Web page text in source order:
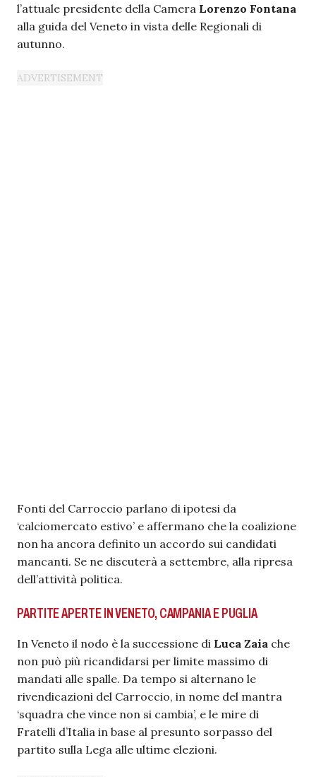
l’attuale presidente della Camera Lorenzo Fontana
alla guida del Veneto in vista delle Regionali di
autunno.
Fonti del Carroccio parlano di ipotesi da
‘calciomercato estivo’ e affermano che la coalizione
non ha ancora definito un accordo sui candidati
mancanti. Se ne discuterà a settembre, alla ripresa
dell’attività politica.
PARTITE APERTE IN VENETO, CAMPANIA E PUGLIA
In Veneto il nodo è la successione di Luca Zaia che
non può più ricandidarsi per limite massimo di
mandati alle spalle. Da tempo si alternano le
rivendicazioni del Carroccio, in nome del mantra
‘squadra che vince non si cambia’, e le mire di
Fratelli d’Italia in base al presunto sorpasso del
partito sulla Lega alle ultime elezioni.